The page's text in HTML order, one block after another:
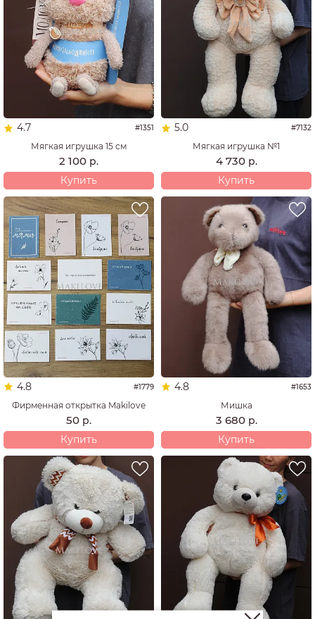
4.7 #1351
Мягкая игрушка 15 см
2 100 р.
Купить
5.0 #7132
Мягкая игрушка №1
4 730 р.
Купить
4.8 #1779
Фирменная открытка Makilove
50 р.
Купить
4.8 #1653
Мишка
3 680 р.
Купить